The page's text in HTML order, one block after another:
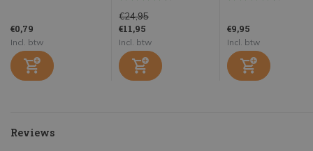
€0,79
Incl. btw
€24,95
€11,95
Incl. btw
€9,95
Incl. btw
Reviews